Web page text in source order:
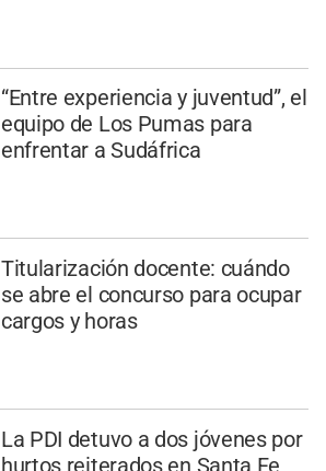
“Entre experiencia y juventud”, el
equipo de Los Pumas para
enfrentar a Sudáfrica
Titularización docente: cuándo
se abre el concurso para ocupar
cargos y horas
La PDI detuvo a dos jóvenes por
hurtos reiterados en Santa Fe